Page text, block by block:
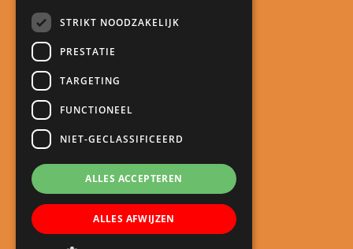
3401 CA IJsselstein
Snel naar
Meld je kind aan
Roosters
Oudercommunicatie
Nieuws
STRIKT NOODZAKELIJK
PRESTATIE
TARGETING
FUNCTIONEEL
NIET-GECLASSIFICEERD
ALLES ACCEPTEREN
ALLES AFWIJZEN